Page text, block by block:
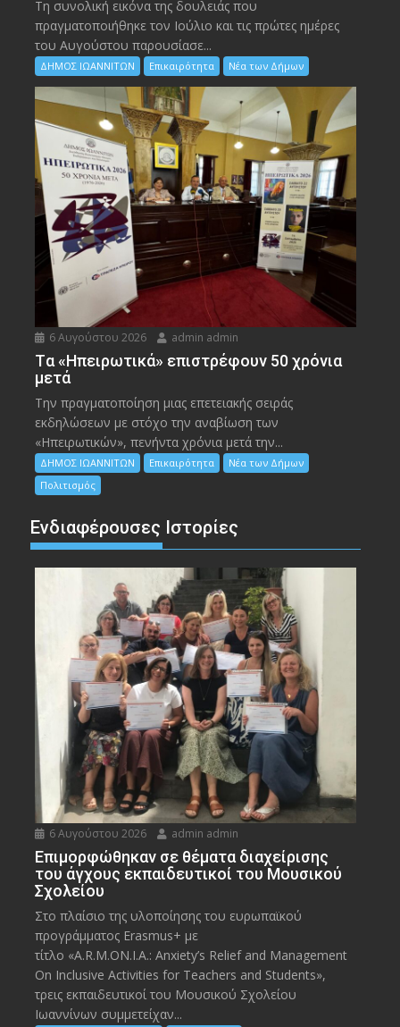
Τη συνολική εικόνα της δουλειάς που
πραγματοποιήθηκε τον Ιούλιο και τις πρώτες ημέρες
του Αυγούστου παρουσίασε...
ΔΗΜΟΣ ΙΩΑΝΝΙΤΩΝ Επικαιρότητα Νέα των Δήμων
6 Αυγούστου 2026 admin admin
Tα «Ηπειρωτικά» επιστρέφουν 50 χρόνια
μετά
Την πραγματοποίηση μιας επετειακής σειράς
εκδηλώσεων με στόχο την αναβίωση των
«Ηπειρωτικών», πενήντα χρόνια μετά την...
ΔΗΜΟΣ ΙΩΑΝΝΙΤΩΝ Επικαιρότητα
Νέα των Δήμων
Πολιτισμός
Ενδιαφέρουσες Ιστορίες
6 Αυγούστου 2026 admin admin
Eπιμορφώθηκαν σε θέματα διαχείρισης
του άγχους εκπαιδευτικοί του Μουσικού
Σχολείου
Στο πλαίσιο της υλοποίησης του ευρωπαϊκού
προγράμματος Erasmus+ με
τίτλο «A.R.M.ON.I.A.: Anxiety’s Relief and Management
On Inclusive Activities for Teachers and Students»,
τρεις εκπαιδευτικοί του Μουσικού Σχολείου
Ιωαννίνων συμμετείχαν...